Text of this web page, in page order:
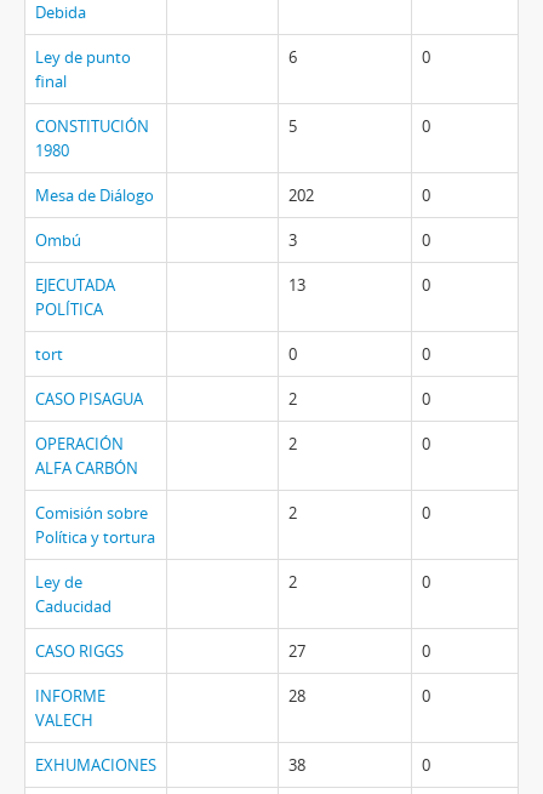
Debida
Ley de punto
final
6 0
CONSTITUCIÓN
1980
5 0
Mesa de Diálogo 202 0
Ombú 3 0
EJECUTADA
POLÍTICA
13 0
tort 0 0
CASO PISAGUA 2 0
OPERACIÓN
ALFA CARBÓN
2 0
Comisión sobre
Política y tortura
2 0
Ley de
Caducidad
2 0
CASO RIGGS 27 0
INFORME
VALECH
28 0
EXHUMACIONES 38 0